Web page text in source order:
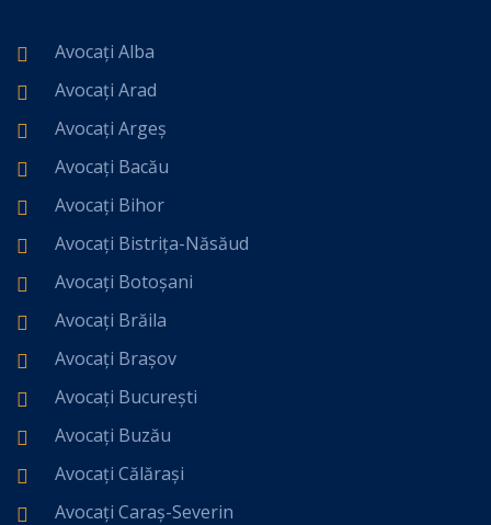
Avocați Alba
Avocați Arad
Avocați Argeș
Avocați Bacău
Avocați Bihor
Avocați Bistrița-Năsăud
Avocați Botoșani
Avocați Brăila
Avocați Brașov
Avocați București
Avocați Buzău
Avocați Călărași
Avocați Caraș-Severin